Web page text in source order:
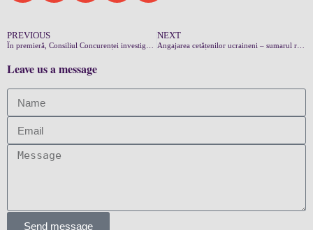
PREVIOUS NEXT
Angajarea cetățenilor ucraineni – sumarul regulilor speciale adoptate de guvern
Leave us a message
Send message